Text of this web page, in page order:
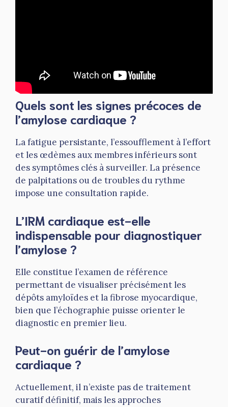
Quels sont les signes précoces de
l’amylose cardiaque ?
La fatigue persistante, l’essoufflement à l’effort
et les œdèmes aux membres inférieurs sont
des symptômes clés à surveiller. La présence
de palpitations ou de troubles du rythme
impose une consultation rapide.
L’IRM cardiaque est-elle
indispensable pour diagnostiquer
l’amylose ?
Elle constitue l’examen de référence
permettant de visualiser précisément les
dépôts amyloïdes et la fibrose myocardique,
bien que l’échographie puisse orienter le
diagnostic en premier lieu.
Peut-on guérir de l’amylose
cardiaque ?
Actuellement, il n’existe pas de traitement
curatif définitif, mais les approches